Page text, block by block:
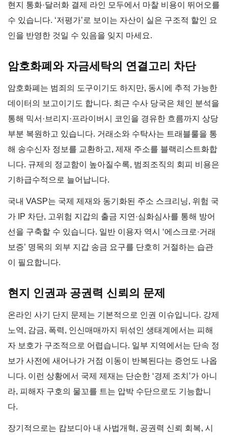
현지 통화·달러화 결제 라인 모두에서 마찰 비용이 뛰어오를
수 있습니다. ‘저평가’로 보이는 자산이 실은 구조적 할인 요
인을 반영한 것일 수 있음을 잊지 마세요.
암호화폐와 자금세탁의 연결고리 차단
암호화폐는 범죄의 도구이기도 하지만, 동시에 추적 가능한
데이터의 보고이기도 합니다. 최근 수사 당국은 체인 분석을
통해 믹서·브리지·프라이버시 코인을 경유한 흐름까지 상당
부분 복원하고 있습니다. 거래소와 수탁사는 트래블룰을 통
해 송수신자 정보를 교환하고, 제재 주소를 블랙리스트화합
니다. 규제의 정교함이 높아질수록, 범죄조직의 회피 비용은
기하급수적으로 늘어납니다.
국내 VASP는 국제 제재와 동기화된 주소 스크리닝, 위험 국
가 IP 차단, 고위험 지갑의 출금 지연·심화심사를 통해 방어
선을 구축할 수 있습니다. 일반 이용자 역시 ‘에스크로·거래
보증’ 명목의 외부 지갑 송금 요구를 단호히 거절하는 습관
이 필요합니다.
현지 인권과 공권력 신뢰의 문제
온라인 사기 단지 문제는 기본적으로 인권 이슈입니다. 강제
노역, 감금, 폭력, 인신매매까지 뒤섞인 생태계에서는 피해
자 보호가 구조적으로 어렵습니다. 일부 지역에서는 단속 정
보가 사전에 새어나가 거점 이동이 반복된다는 증언도 나옵
니다. 이런 상황에서 국제 제재는 단순한 ‘경제 조치’가 아니
라, 피해자 구호의 물꼬를 트는 압박 수단으로도 기능합니
다.
장기적으로는 캄보디아 내 사법개혁, 공권력 신뢰 회복, 시